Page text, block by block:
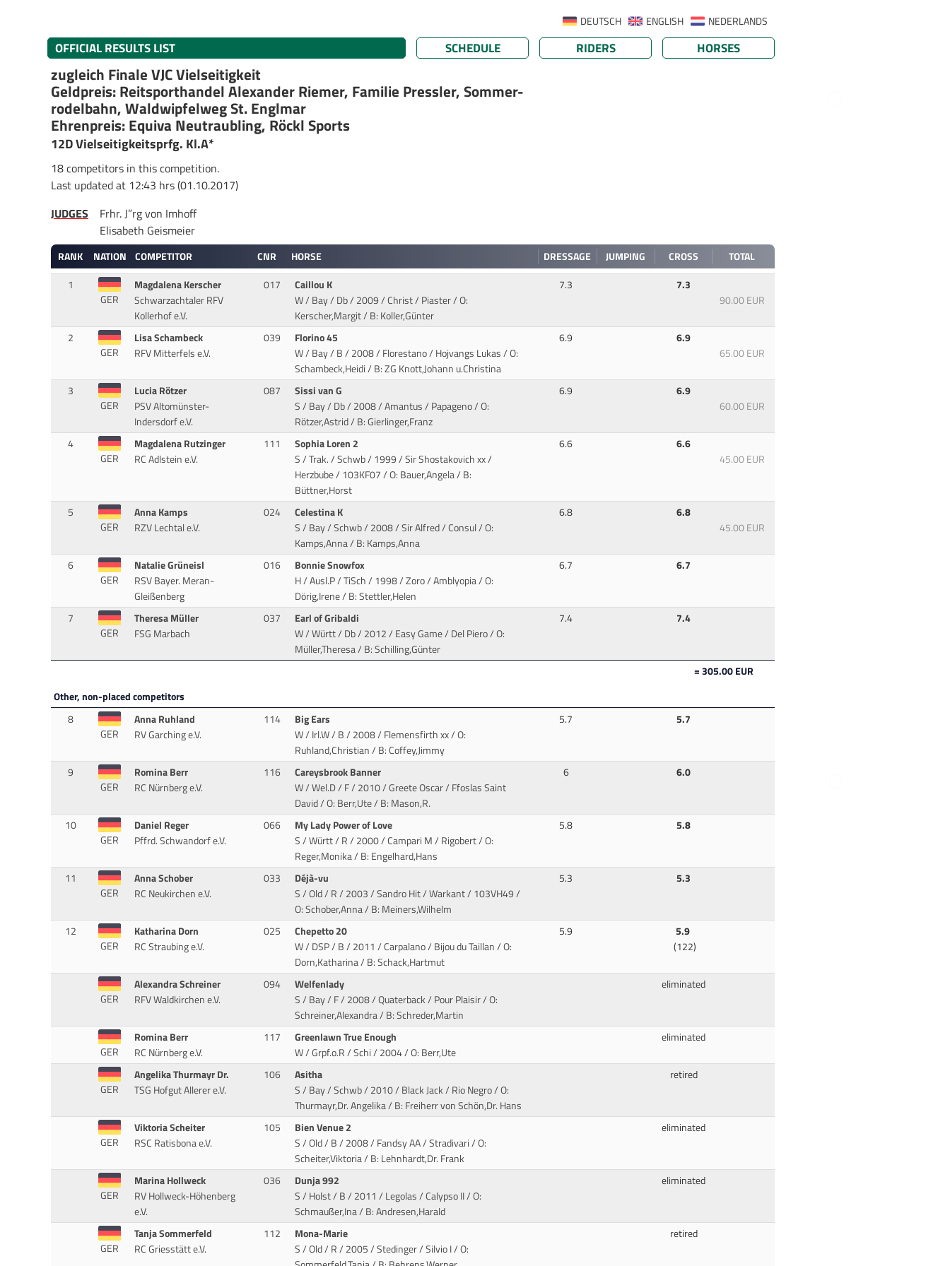
NEDERLANDS
ENGLISH
DEUTSCH
OFFICIAL RESULTS LIST SCHEDULE RIDERS HORSES
zugleich Finale VJC Vielseitigkeit
Geldpreis: Reitsporthandel Alexander Riemer, Familie Pressler, Sommer-
rodelbahn, Waldwipfelweg St. Englmar
Ehrenpreis: Equiva Neutraubling, Röckl Sports
12D Vielseitigkeitsprfg. Kl.A*
18 competitors in this competition.
Last updated at 12:43 hrs (01.10.2017)
JUDGES
Frhr. J”rg von Imhoff
Elisabeth Geismeier
RANK NATION COMPETITOR CNR HORSE DRESSAGE JUMPING CROSS
TOTAL
1
GER
Magdalena Kerscher
Schwarzachtaler RFV
Kollerhof e.V.
017
Caillou K
W / Bay / Db / 2009 / Christ / Piaster/ O:
Kerscher,Margit / B: Koller,Günter
7.3
7.3
90.00 EUR
2
GER
Lisa Schambeck
RFV Mitterfels e.V.
039
Florino 45
W / Bay / B / 2008 / Florestano / Hojvangs Lukas/ O:
Schambeck,Heidi / B: ZG Knott,Johann u.Christina
6.9
6.9
65.00 EUR
3
GER
Lucia Rötzer
PSV Altomünster-
Indersdorf e.V.
087
Sissi van G
S / Bay / Db / 2008 / Amantus / Papageno/ O:
Rötzer,Astrid / B: Gierlinger,Franz
6.9
6.9
60.00 EUR
4
GER
Magdalena Rutzinger
RC Adlstein e.V.
111
Sophia Loren 2
S / Trak. / Schwb / 1999 / Sir Shostakovich xx /
Herzbube/ 103KF07 / O: Bauer,Angela / B:
Büttner,Horst
6.6
6.6
45.00 EUR
5
GER
Anna Kamps
RZV Lechtal e.V.
024
Celestina K
S / Bay / Schwb / 2008 / Sir Alfred / Consul/ O:
Kamps,Anna / B: Kamps,Anna
6.8
6.8
45.00 EUR
6
GER
Natalie Grüneisl
RSV Bayer. Meran-
Gleißenberg
016
Bonnie Snowfox
H / Ausl.P / TiSch / 1998 / Zoro / Amblyopia/ O:
Dörig,Irene / B: Stettler,Helen
6.7 6.7
7
GER
Theresa Müller
FSG Marbach
037
Earl of Gribaldi
W / Württ / Db / 2012 / Easy Game / Del Piero/ O:
Müller,Theresa / B: Schilling,Günter
7.4 7.4
= 305.00 EUR
Other, non-placed competitors
8
GER
Anna Ruhland
RV Garching e.V.
114
Big Ears
W / Irl.W / B / 2008 / Flemensfirth xx/ O:
Ruhland,Christian / B: Coffey,Jimmy
5.7 5.7
9
GER
Romina Berr
RC Nürnberg e.V.
116
Careysbrook Banner
W / Wel.D / F / 2010 / Greete Oscar / Ffoslas Saint
David/ O: Berr,Ute / B: Mason,R.
6 6.0
10
GER
Daniel Reger
Pffrd. Schwandorf e.V.
066
My Lady Power of Love
S / Württ / R / 2000 / Campari M / Rigobert/ O:
Reger,Monika / B: Engelhard,Hans
5.8 5.8
11
GER
Anna Schober
RC Neukirchen e.V.
033
Déjà-vu
S / Old / R / 2003 / Sandro Hit / Warkant/ 103VH49 /
O: Schober,Anna / B: Meiners,Wilhelm
5.3 5.3
12
GER
Katharina Dorn
RC Straubing e.V.
025
Chepetto 20
W / DSP / B / 2011 / Carpalano / Bijou du Taillan/ O:
Dorn,Katharina / B: Schack,Hartmut
5.9
5.9
(122)
GER
Alexandra Schreiner
RFV Waldkirchen e.V.
094
Welfenlady
S / Bay / F / 2008 / Quaterback / Pour Plaisir/ O:
Schreiner,Alexandra / B: Schreder,Martin
eliminated
GER
Romina Berr
RC Nürnberg e.V.
117
Greenlawn True Enough
W / Grpf.o.R / Schi / 2004/ O: Berr,Ute
eliminated
GER
Angelika Thurmayr Dr.
TSG Hofgut Allerer e.V.
106
Asitha
S / Bay / Schwb / 2010 / Black Jack / Rio Negro/ O:
Thurmayr,Dr. Angelika / B: Freiherr von Schön,Dr. Hans
retired
GER
Viktoria Scheiter
RSC Ratisbona e.V.
105
Bien Venue 2
S / Old / B / 2008 / Fandsy AA / Stradivari/ O:
Scheiter,Viktoria / B: Lehnhardt,Dr. Frank
eliminated
GER
Marina Hollweck
RV Hollweck-Höhenberg
e.V.
036
Dunja 992
S / Holst / B / 2011 / Legolas / Calypso II/ O:
Schmaußer,Ina / B: Andresen,Harald
eliminated
GER
Tanja Sommerfeld
RC Griesstätt e.V.
112
Mona-Marie
S / Old / R / 2005 / Stedinger / Silvio I/ O:
retired